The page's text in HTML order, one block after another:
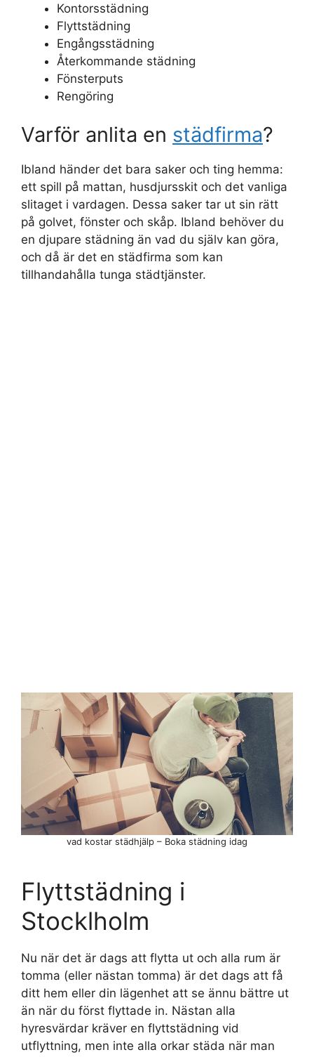
Kontorsstädning
Flyttstädning
Engångsstädning
Återkommande städning
Fönsterputs
Rengöring
Varför anlita en städfirma?
Ibland händer det bara saker och ting hemma:
ett spill på mattan, husdjursskit och det vanliga
slitaget i vardagen. Dessa saker tar ut sin rätt
på golvet, fönster och skåp. Ibland behöver du
en djupare städning än vad du själv kan göra,
och då är det en städfirma som kan
tillhandahålla tunga städtjänster.
Flyttstädning i
Stocklholm
Nu när det är dags att flytta ut och alla rum är
tomma (eller nästan tomma) är det dags att få
ditt hem eller din lägenhet att se ännu bättre ut
än när du först flyttade in. Nästan alla
hyresvärdar kräver en flyttstädning vid
utflyttning, men inte alla orkar städa när man
vad kostar städhjälp – Boka städning idag